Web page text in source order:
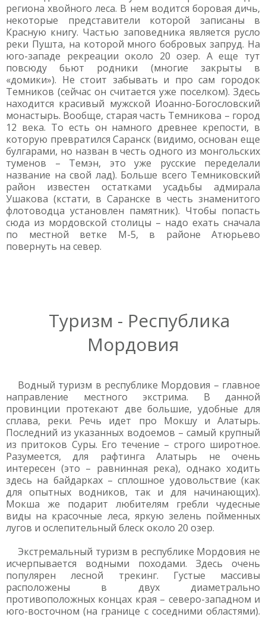
региона хвойного леса. В нем водится боровая дичь,
некоторые представители которой записаны в
Красную книгу. Частью заповедника является русло
реки Пушта, на которой много бобровых запруд. На
юго-западе рекреации около 20 озер. А еще тут
повсюду бьют родники (многие закрыты в
«домики»). Не стоит забывать и про сам городок
Темников (сейчас он считается уже поселком). Здесь
находится красивый мужской Иоанно-Богословский
монастырь. Вообще, старая часть Темникова – город
12 века. То есть он намного древнее крепости, в
которую превратился Саранск (видимо, основан еще
булгарами, но назван в честь одного из монгольских
туменов – Темэн, это уже русские переделали
название на свой лад). Больше всего Темниковский
район известен остатками усадьбы адмирала
Ушакова (кстати, в Саранске в честь знаменитого
флотоводца установлен памятник). Чтобы попасть
сюда из мордовской столицы – надо ехать сначала
по местной ветке М-5, в районе Атюрьево
повернуть на север.
Туризм - Республика
Мордовия
Водный туризм в республике Мордовия – главное
направление местного экстрима. В данной
провинции протекают две большие, удобные для
сплава, реки. Речь идет про Мокшу и Алатырь.
Последний из указанных водоемов – самый крупный
из притоков Суры. Его течение – строго широтное.
Разумеется, для рафтинга Алатырь не очень
интересен (это – равнинная река), однако ходить
здесь на байдарках – сплошное удовольствие (как
для опытных водников, так и для начинающих).
Мокша же подарит любителям гребли чудесные
виды на красочные леса, яркую зелень пойменных
лугов и ослепительный блеск около 20 озер.
Экстремальный туризм в республике Мордовия не
исчерпывается водными походами. Здесь очень
популярен лесной трекинг. Густые массивы
расположены в двух диаметрально
противоположных концах края – северо-западном и
юго-восточном (на границе с соседними областями).